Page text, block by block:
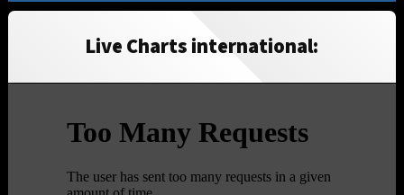
Live Charts international: